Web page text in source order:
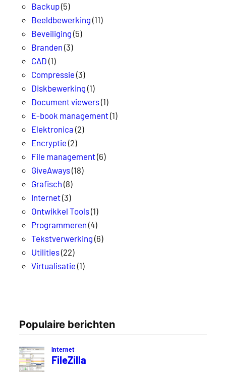
Backup(5)
Beeldbewerking (11)
Beveiliging (5)
Branden (3)
CAD (1)
Compressie (3)
Diskbewerking (1)
Document viewers(1)
E-book management(1)
Elektronica (2)
Encryptie (2)
File management(6)
GiveAways(18)
Grafisch (8)
Internet(3)
Ontwikkel Tools(1)
Programmeren (4)
Tekstverwerking (6)
Utilities(22)
Virtualisatie (1)
Populaire berichten